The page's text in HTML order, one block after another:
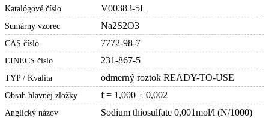
Katalógové číslo V00383-5L
Sumárny vzorec Na2S2O3
CAS číslo 7772-98-7
EINECS číslo 231-867-5
TYP / Kvalita odmerný roztok READY-TO-USE
Obsah hlavnej zložky f = 1,000 ± 0,002
Anglický názov Sodium thiosulfate 0,001mol/l (N/1000)